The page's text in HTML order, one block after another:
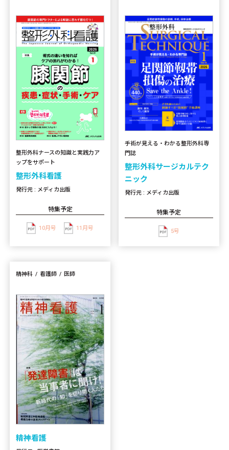
整形外科ナースの知識と実践力ア
ップをサポート
整形外科看護
発行元 : メディカ出版
特集予定
10月号 11月号
手術が見える・わかる整形外科専
門誌
整形外科サージカルテク
ニック
発行元 : メディカ出版
特集予定
5号
精神科 看護師 医師
精神看護